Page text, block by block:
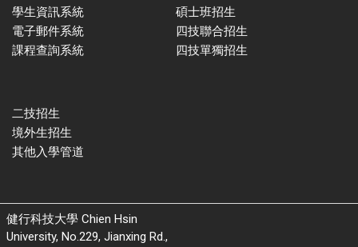
學生資訊系統
電子郵件系統
課程查詢系統
碩士班招生
四技聯合招生
四技單獨招生
二技招生
境外生招生
其他入學管道
健行科技大學 Chien Hsin
University, No.229, Jianxing Rd.,